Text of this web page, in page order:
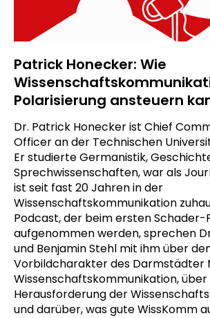
Patrick Honecker: Wie
Polarisierung ansteuern
Dr. Patrick Honecker ist Chief
Officer an der Technischen
Er studierte Germanistik,
Sprechwissenschaften, war als
ist seit fast 20 Jahren in der
Wissenschaftskommunikation
Podcast, der beim ersten Schader-
aufgenommen werden, sprechen
und Benjamin Stehl mit ihm über
Vorbildcharakter des Darmstädter
Wissenschaftskommunikation, über
Herausforderung der
und darüber, was gute WissKomm